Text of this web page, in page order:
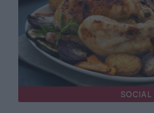
SOCIAL